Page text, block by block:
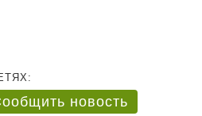
новость